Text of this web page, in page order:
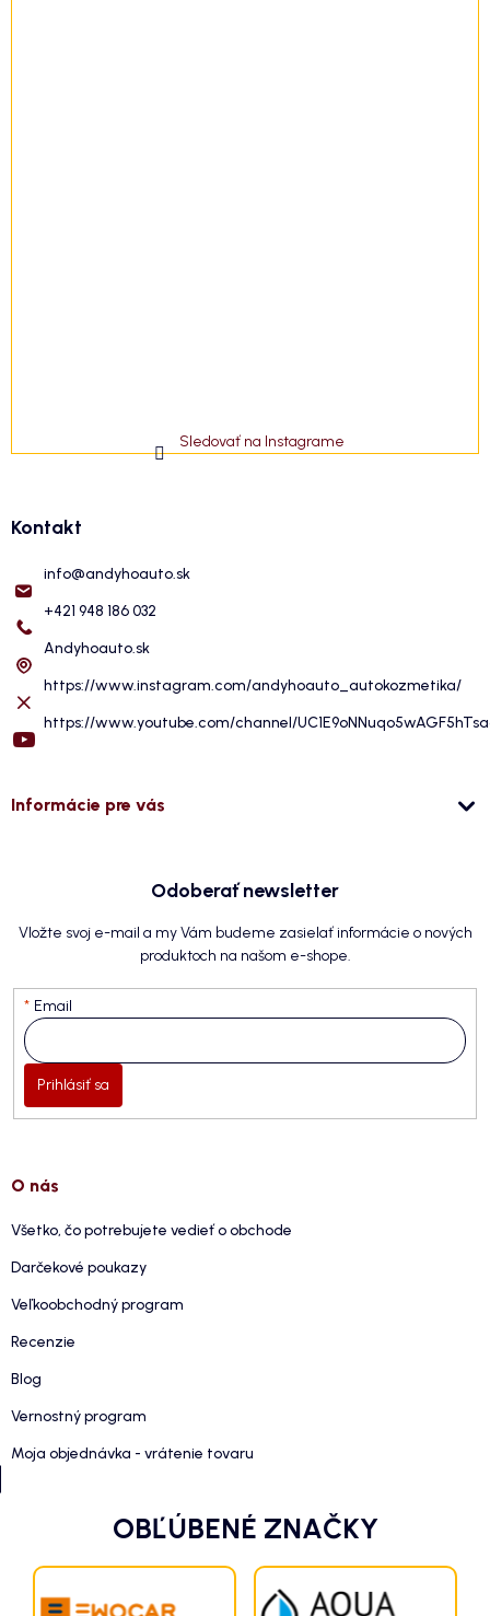
Sledovať na Instagrame
Kontakt
info@andyhoauto.sk
+421 948 186 032
Andyhoauto.sk
https://www.instagram.com/andyhoauto_autokozmetika/
https://www.youtube.com/channel/
Informácie pre vás
Odoberať newsletter
Vložte svoj e-mail a my Vám budeme zasielať informácie o nových
produktoch na našom e-shope.
Email
Prihlásiť sa
O nás
Všetko, čo potrebujete vedieť o obchode
Darčekové poukazy
Veľkoobchodný program
Recenzie
Blog
Vernostný program
Moja objednávka - vrátenie tovaru
OBĽÚBENÉ ZNAČKY